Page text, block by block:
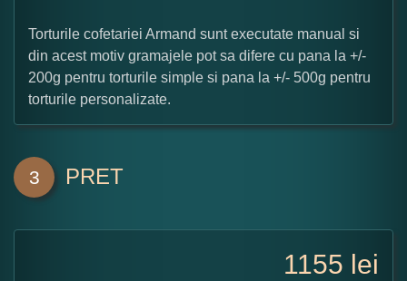
Torturile cofetariei Armand sunt executate manual si
din acest motiv gramajele pot sa difere cu pana la +/-
200g pentru torturile simple si pana la +/- 500g pentru
torturile personalizate.
3 PRET
1155 lei